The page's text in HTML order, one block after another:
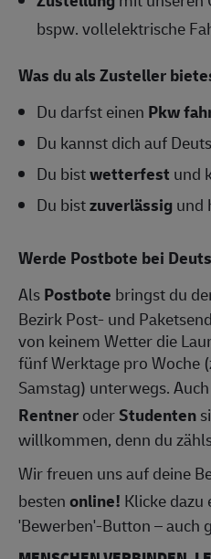
bspw. vollelektrische
Was du als Zusteller
Du darfst einen Pkw
Du kannst dich auf
Du bistwetterfest und
Du bistzuverlässigund
Werde Postbote bei
AlsPostbote bringst du
Bezirk Post- und
von keinem Wetter die
fünf Werktage pro Woche
Samstag) unterwegs. Auch
RentneroderStudenten
willkommen, denn du
Wir freuen uns auf deine
bestenonline! Klicke dazu
'Bewerben'-Button – auch